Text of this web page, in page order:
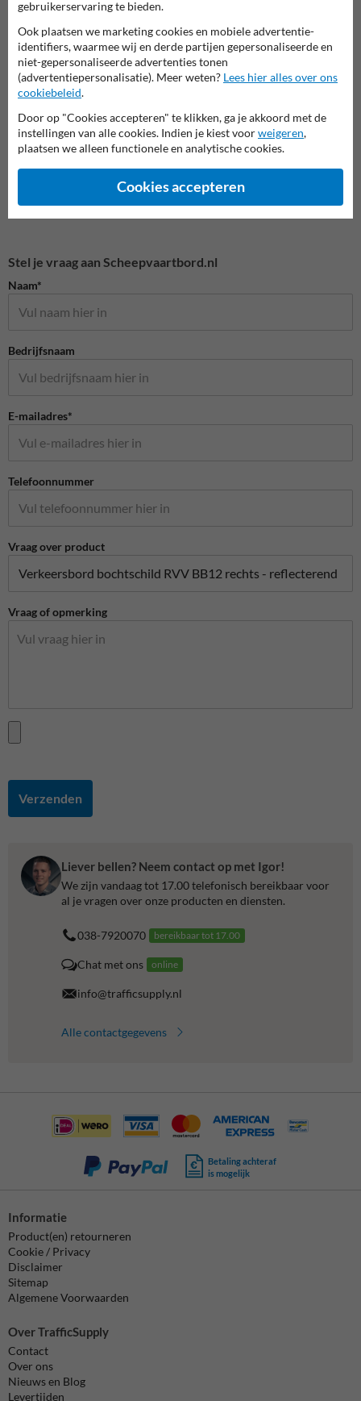
Bebakening (BB-serie) Snelheidsborden (A-serie)
Stel je vraag aan Scheepvaartbord.nl
Naam*
Bedrijfsnaam
E-mailadres*
Telefoonnummer
Vraag over product
Vraag of opmerking
Verzenden
Liever bellen? Neem contact op met Igor!
We zijn vandaag tot 17.00 telefonisch bereikbaar voor
al je vragen over onze producten en diensten.
038-7920070 bereikbaar tot 17.00
Chat met ons online
info@trafficsupply.nl
Alle contactgegevens
Betaling achteraf
is mogelijk
Informatie
Product(en) retourneren
Cookie / Privacy
Disclaimer
Sitemap
Algemene Voorwaarden
Over TrafficSupply
Contact
Over ons
Nieuws en Blog
Levertijden
gebruikerservaring te bieden.
Ook plaatsen we marketing cookies en mobiele advertentie-
identifiers, waarmee wij en derde partijen gepersonaliseerde en
niet-gepersonaliseerde advertenties tonen
(advertentiepersonalisatie). Meer weten? Lees hier alles over ons
cookiebeleid.
Door op "Cookies accepteren" te klikken, ga je akkoord met de
instellingen van alle cookies. Indien je kiest voorweigeren,
plaatsen we alleen functionele en analytische cookies.
Cookies accepteren